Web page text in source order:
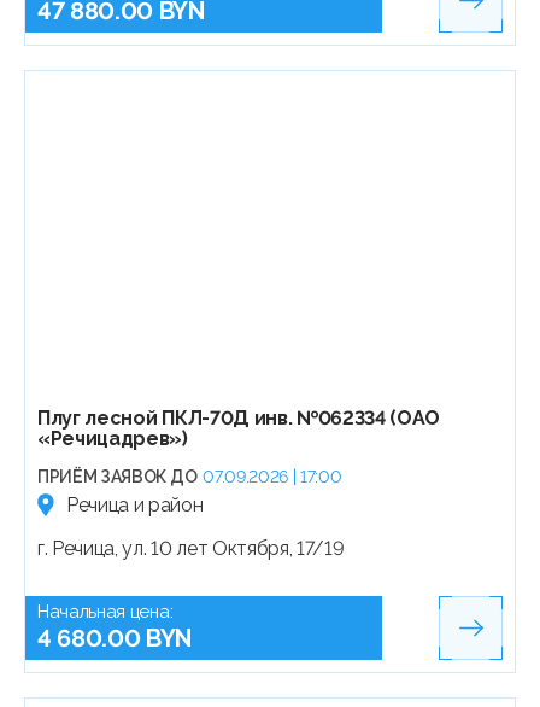
47 880.00 BYN
Плуг лесной ПКЛ-70Д инв. №062334 (ОАО
«Речицадрев»)
ПРИЁМ ЗАЯВОК ДО 07.09.2026 | 17:00
Речица и район
г. Речица, ул. 10 лет Октября, 17/19
Начальная цена:
4 680.00 BYN